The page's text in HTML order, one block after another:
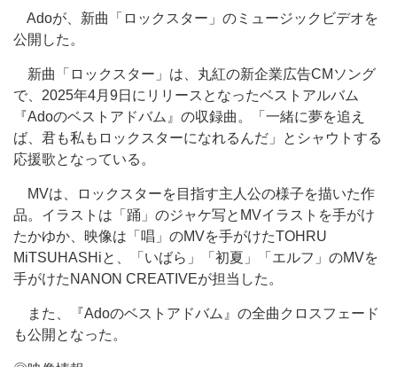
Adoが、新曲「ロックスター」のミュージックビデオを
公開した。
新曲「ロックスター」は、丸紅の新企業広告CMソング
で、2025年4月9日にリリースとなったベストアルバム
『Adoのベストアドバム』の収録曲。「一緒に夢を追え
ば、君も私もロックスターになれるんだ」とシャウトする
応援歌となっている。
MVは、ロックスターを目指す主人公の様子を描いた作
品。イラストは「踊」のジャケ写とMVイラストを手がけ
たかゆか、映像は「唱」のMVを手がけたTOHRU
MiTSUHASHiと、「いばら」「初夏」「エルフ」のMVを
手がけたNANON CREATIVEが担当した。
また、『Adoのベストアドバム』の全曲クロスフェード
も公開となった。